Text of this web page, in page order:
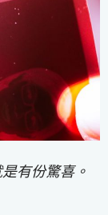
有份驚喜。